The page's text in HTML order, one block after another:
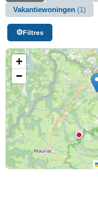
Vakantiewoningen (1)
Filtres
+
−